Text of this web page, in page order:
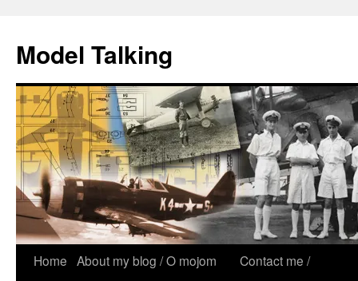
Model Talking
Skip
Home About my blog / O mojom
Contact me /